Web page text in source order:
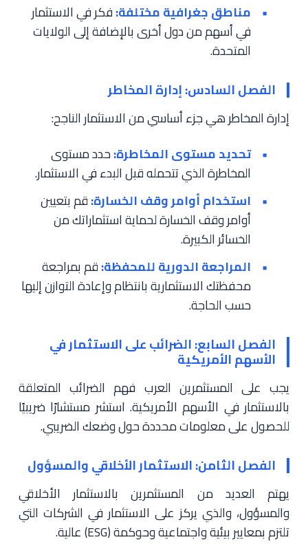
مناطق جغرافية مختلفة:فكر في الاستثمار
في أسهم من دول أخرى بالإضافة إلى الولايات
المتحدة.
الفصل السادس: إدارة المخاطر
إدارة المخاطر هي جزء أساسي من الاستثمار الناجح:
تحديد مستوى المخاطرة:حدد مستوى
المخاطرة الذي تتحمله قبل البدء في الاستثمار.
استخدام أوامر وقف الخسارة:قم بتعيين
أوامر وقف الخسارة لحماية استثماراتك من
الخسائر الكبيرة.
المراجعة الدورية للمحفظة:قم بمراجعة
محفظتك الاستثمارية بانتظام وإعادة التوازن إليها
حسب الحاجة.
الفصل السابع: الضرائب على الاستثمار في
الأسهم الأمريكية
يجب على المستثمرين العرب فهم الضرائب المتعلقة
بالاستثمار في الأسهم الأمريكية. استشر مستشارًا ضريبيًا
للحصول على معلومات محددة حول وضعك الضريبي.
الفصل الثامن: الاستثمار الأخلاقي والمسؤول
يهتم العديد من المستثمرين بالاستثمار الأخلاقي
والمسؤول، والذي يركز على الاستثمار في الشركات التي
تلتزم بمعايير بيئية واجتماعية وحوكمة (ESG) عالية.